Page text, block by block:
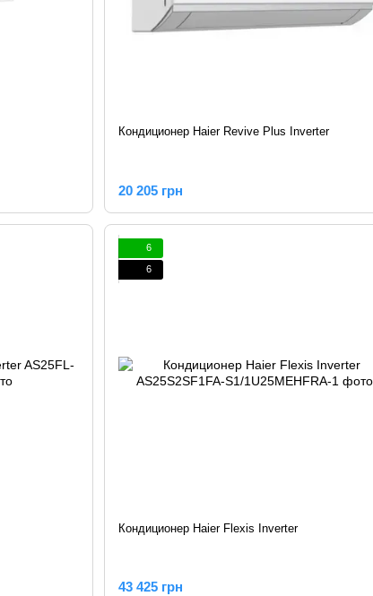
Кондиционер Haier Revive Plus Inverter
20 205 грн
6
6
Кондиционер Haier Flexis Inverter
43 425 грн